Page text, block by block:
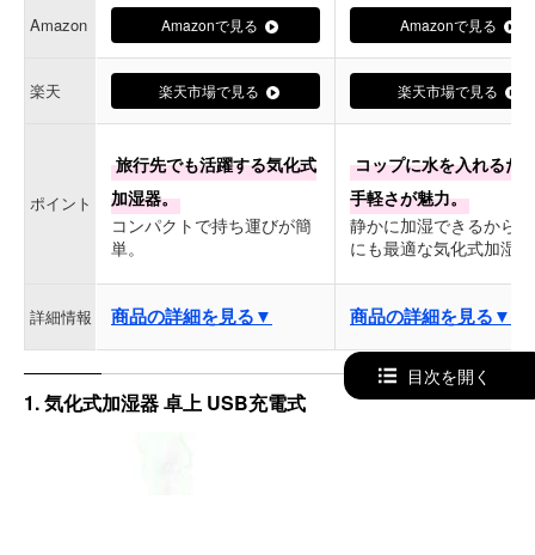
Amazon Amazonで見る Amazonで見る
楽天 楽天市場で見る 楽天市場で見る
ポイント
旅行先でも活躍する気化式
加湿器。
コンパクトで持ち運びが簡
単。
コップに水を入れるだ
手軽さが魅力。
静かに加湿できるから
にも最適な気化式加湿
詳細情報 商品の詳細を見る▼ 商品の詳細を見る▼
1. 気化式加湿器 卓上 USB充電式
目次を開く